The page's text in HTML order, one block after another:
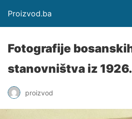
Proizvod.ba
Fotografije
stanovništva iz
proizvod